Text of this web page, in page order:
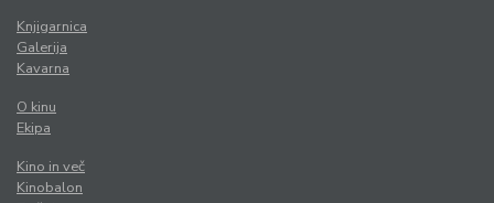
Knjigarnica
Galerija
Kavarna
O kinu
Ekipa
Kino in več
Kinobalon